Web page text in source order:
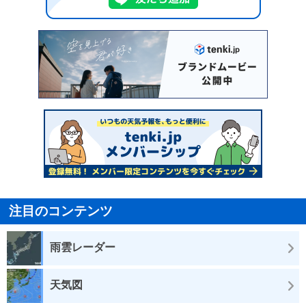
注目のコンテンツ
雨雲レーダー
天気図